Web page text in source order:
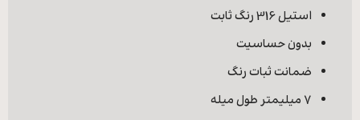
استیل 316 رنگ ثابت
بدون حساسیت
ضمانت ثبات رنگ
7 میلیمتر طول میله